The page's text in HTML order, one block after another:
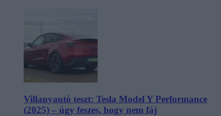
Villanyautó teszt: Tesla Model Y Performance
(2025) – úgy feszes, hogy nem fáj